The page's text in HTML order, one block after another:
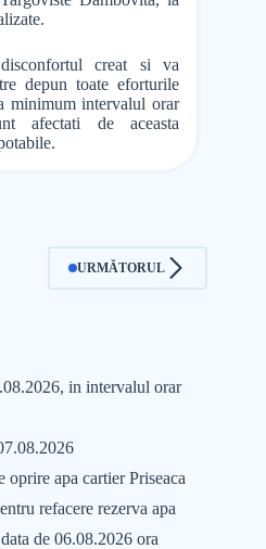
creat si va
depun toate eforturile
minimum intervalul orar
afectati de aceasta
URMĂTORUL
in intervalul orar
oprire apa cartier Priseaca
refacere rezerva apa
de 06.08.2026 ora